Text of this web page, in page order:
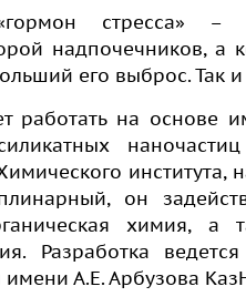
стресса» –
надпочечников,
его выброс. Так
работать на основе
он
химия, а
Разработка
А.Е. Арбузова